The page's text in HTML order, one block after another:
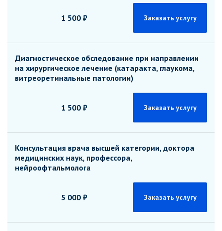
1 500 ₽ Заказать услугу
Диагностическое обследование при направлении
на хирургическое лечение (катаракта, глаукома,
витреоретинальные патологии)
1 500 ₽ Заказать услугу
Консультация врача высшей категории, доктора
медицинских наук, профессора,
нейроофтальмолога
5 000 ₽ Заказать услугу